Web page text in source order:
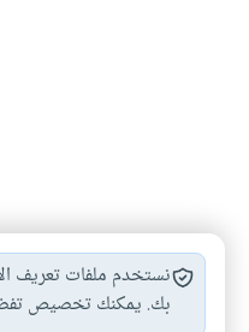
نستخدم ملفات تعريف
بك. يمكنك تخصيص